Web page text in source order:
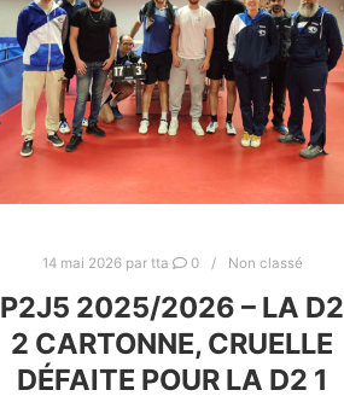
14 mai 2026par tta 0 Non classé
P2J5 2025/2026 – LA D2
2 CARTONNE, CRUELLE
DÉFAITE POUR LA D2 1